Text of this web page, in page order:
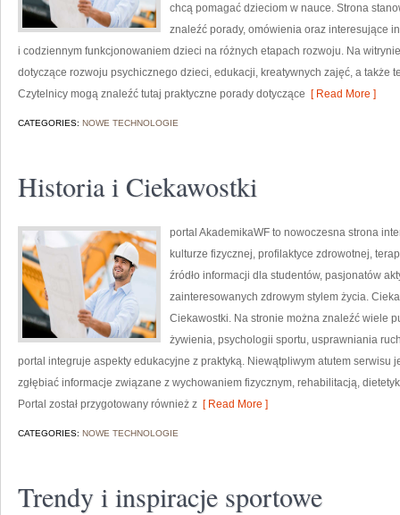
chcą pomagać dzieciom w nauce. Strona
znaleźć porady, omówienia oraz interesujące
i codziennym funkcjonowaniem dzieci na różnych etapach rozwoju. Na
dotyczące rozwoju psychicznego dzieci, edukacji, kreatywnych zajęć, a także
Czytelnicy mogą znaleźć tutaj praktyczne porady dotyczące [ Read More ]
CATEGORIES: NOWE TECHNOLOGIE
Historia i Ciekawostki
portal AkademikaWF to nowoczesna strona
kulturze fizycznej, profilaktyce zdrowotnej,
źródło informacji dla studentów, pasjonatów
zainteresowanych zdrowym stylem życia.
Ciekawostki. Na stronie można znaleźć wiele
żywienia, psychologii sportu, usprawniania
portal integruje aspekty edukacyjne z praktyką. Niewątpliwym atutem serwisu
zgłębiać informacje związane z wychowaniem fizycznym, rehabilitacją,
Portal został przygotowany również z [ Read More ]
CATEGORIES: NOWE TECHNOLOGIE
Trendy i inspiracje sportowe